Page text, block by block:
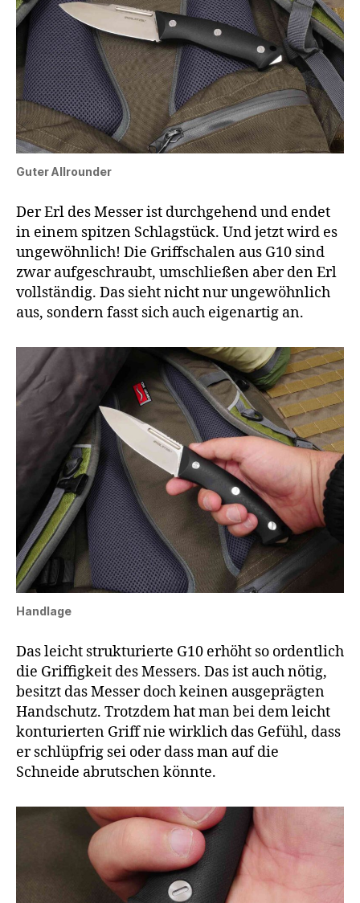
Guter Allrounder
Der Erl des Messer ist durchgehend und endet
in einem spitzen Schlagstück. Und jetzt wird es
ungewöhnlich! Die Griffschalen aus G10 sind
zwar aufgeschraubt, umschließen aber den Erl
vollständig. Das sieht nicht nur ungewöhnlich
aus, sondern fasst sich auch eigenartig an.
Handlage
Das leicht strukturierte G10 erhöht so ordentlich
die Griffigkeit des Messers. Das ist auch nötig,
besitzt das Messer doch keinen ausgeprägten
Handschutz. Trotzdem hat man bei dem leicht
konturierten Griff nie wirklich das Gefühl, dass
er schlüpfrig sei oder dass man auf die
Schneide abrutschen könnte.